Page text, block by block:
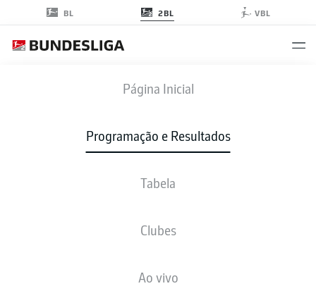
BL 2BL VBL
Página Inicial
Programação e Resultados
Tabela
Clubes
Ao vivo
SGF SGD
ESCALAÇÕES